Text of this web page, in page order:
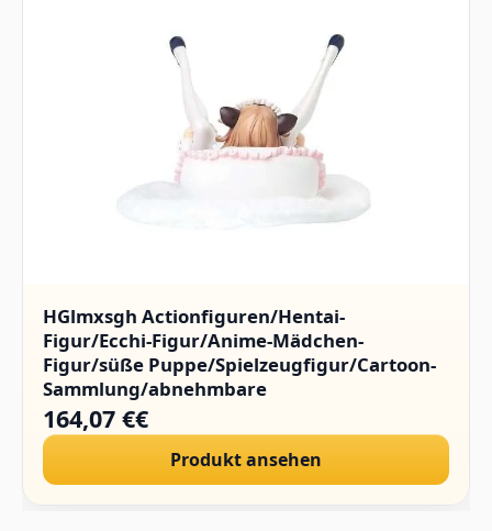
HGlmxsgh Actionfiguren/Hentai-
Figur/Ecchi-Figur/Anime-Mädchen-
Figur/süße Puppe/Spielzeugfigur/Cartoon-
Sammlung/abnehmbare
Kleidung/Sammlerstücke/PVC/1/4.(Hard
Chest)
164,07 €€
Produkt ansehen